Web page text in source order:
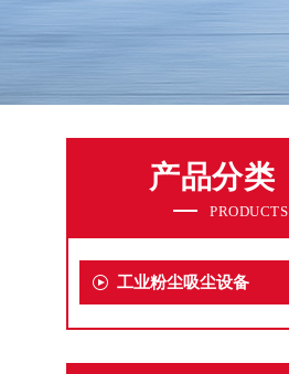
产品分类
PRODUCTS
工业粉尘吸尘设备